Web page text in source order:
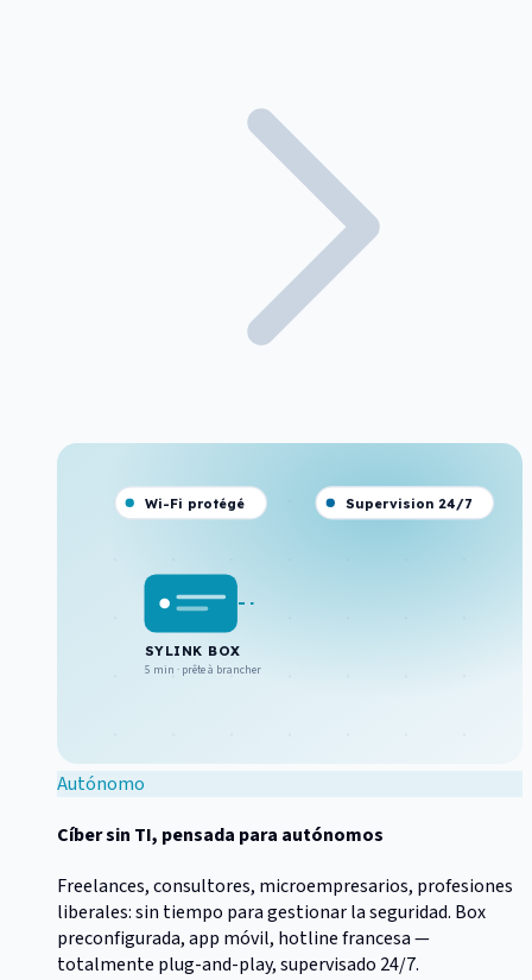
SYLINK BOX
5 min · prête à brancher
Wi-Fi protégé Supervision 24/7
Autónomo
Cíber sin TI, pensada para autónomos
Freelances, consultores, microempresarios, profesiones
liberales: sin tiempo para gestionar la seguridad. Box
preconfigurada, app móvil, hotline francesa —
totalmente plug-and-play, supervisado 24/7.